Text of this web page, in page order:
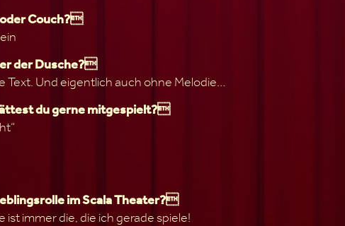
Couch?
der Dusche?
Text. Und eigentlich auch ohne Melodie…
du gerne mitgespielt?
im Scala Theater?
ist immer die, die ich gerade spiele!